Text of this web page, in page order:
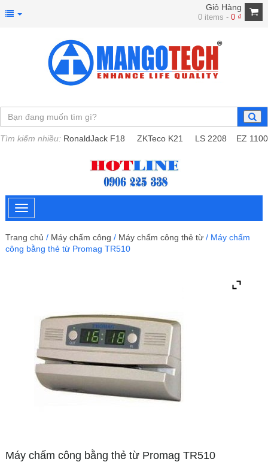
Giỏ Hàng
0 items -0 ₫
Tìm kiếm nhiều: RonaldJack F18 ZKTeco K21 LS 2208 EZ 1100
Trang chủ / Máy chấm công / Máy chấm công thẻ từ / Máy chấm
công bằng thẻ từ Promag TR510
Máy chấm công bằng thẻ từ Promag TR510